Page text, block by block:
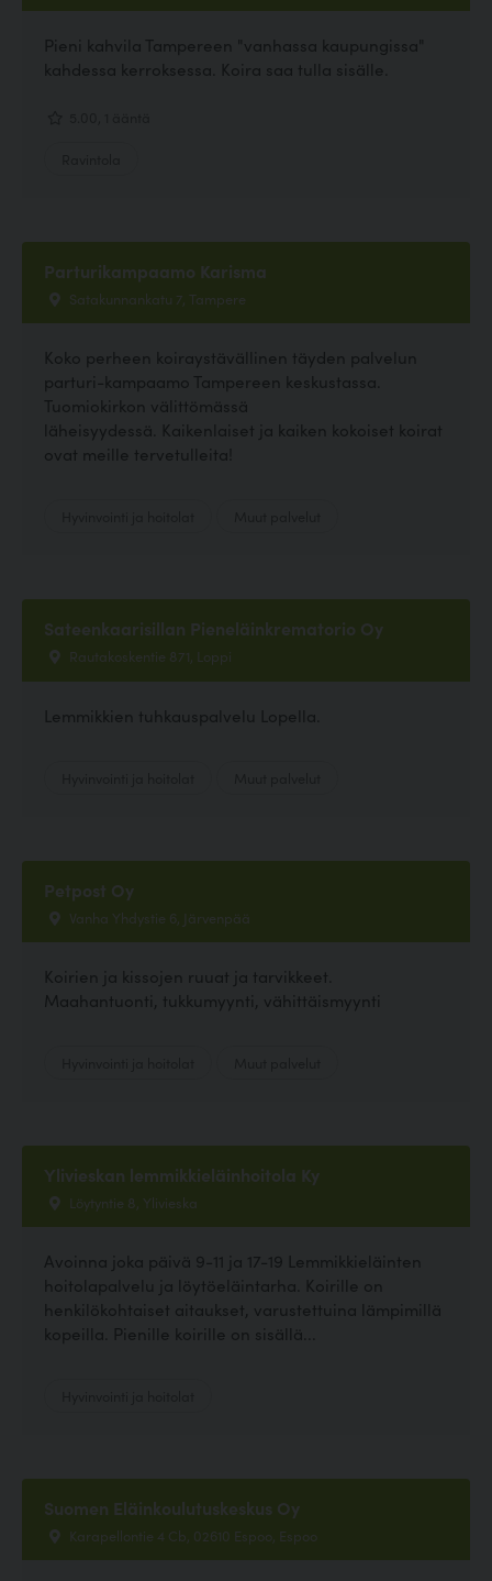
Pieni kahvila Tampereen "vanhassa kaupungissa"
kahdessa kerroksessa. Koira saa tulla sisälle.
Parturikampaamo Karisma
Satakunnankatu 7, Tampere
Koko perheen koiraystävällinen täyden palvelun
parturi-kampaamo Tampereen keskustassa.
Tuomiokirkon välittömässä
läheisyydessä. Kaikenlaiset ja kaiken kokoiset koirat
ovat meille tervetulleita!
Sateenkaarisillan Pieneläinkrematorio Oy
Rautakoskentie 871, Loppi
Lemmikkien tuhkauspalvelu Lopella.
Petpost Oy
Vanha Yhdystie 6, Järvenpää
Koirien ja kissojen ruuat ja tarvikkeet.
Maahantuonti, tukkumyynti, vähittäismyynti
Ylivieskan lemmikkieläinhoitola Ky
Löytyntie 8, Ylivieska
Avoinna joka päivä 9-11 ja 17-19 Lemmikkieläinten
hoitolapalvelu ja löytöeläintarha. Koirille on
henkilökohtaiset aitaukset, varustettuina lämpimillä
kopeilla. Pienille koirille on sisällä...
Suomen Eläinkoulutuskeskus Oy
Karapellontie 4 Cb, 02610 Espoo, Espoo